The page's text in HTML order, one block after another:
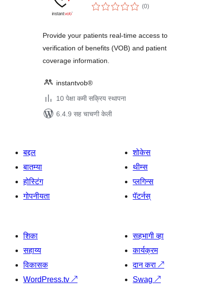
(0एकूण
मूल्यांकन
)
Provide your patients real-time access to
verification of benefits (VOB) and patient
coverage information.
instantvob®
10 पेक्षा कमी सक्रिय स्थापना
6.4.9 सह चाचणी केली
बद्दल
बातम्या
होस्टिंग
गोपनीयता
शोकेस
थीम्स
प्लगिन्स
पॅटर्नस्
शिका
सहाय्य
विकासक
WordPress.tv ↗
सहभागी व्हा
कार्यक्रम
दान करा ↗
Swag ↗